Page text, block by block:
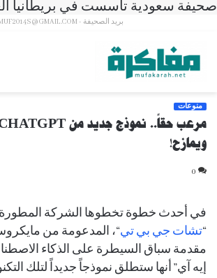
صحيفة سعودية تأسست في بريطانيا العام
بريد الصحيفة - MUF2014S@GMAIL.COM
منوعات
ويمازح!
0
في أحدث خطوة تخطوها الشركة
“تشات جي بي تي“، المدعومة من
مقدمة سباق السيطرة على الذكاء
إيه آي” أنها ستطلق نموذجاً جديداً لتلك